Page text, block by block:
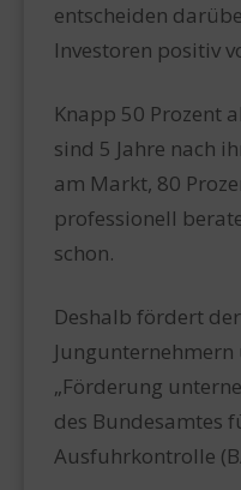
entscheiden
Investoren positiv
Knapp 50 Prozent
sind 5 Jahre nach
am Markt, 80
professionell
schon.
Deshalb fördert
„Förderung
des Bundesamtes
Ausfuhrkontrolle